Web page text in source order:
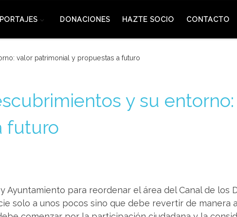
DONACIONES HAZTE SOCIO CONTACTO
valor patrimonial y propuestas a futuro
y su
futuro
para reordenar el área del Canal de los
solo a unos pocos sino que debe revertir de manera